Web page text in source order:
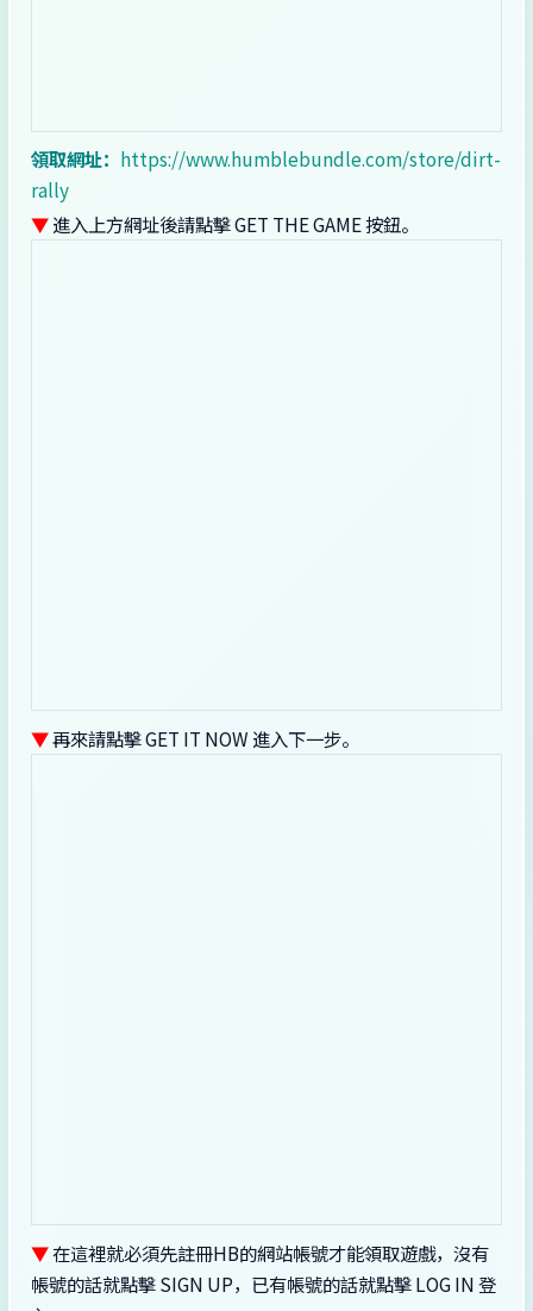
領取網址： https://www.humblebundle.com/store/dirt-
rally
▼進入上方網址後請點擊 GET THE GAME 按鈕。
▼再來請點擊 GET IT NOW 進入下一步。
▼在這裡就必須先註冊HB的網站帳號才能領取遊戲，沒有
帳號的話就點擊 SIGN UP，已有帳號的話就點擊 LOG IN 登